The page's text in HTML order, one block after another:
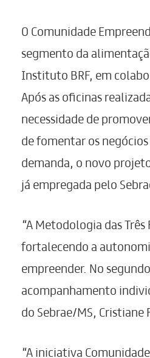
O Comunidade
segmento da
Instituto BRF, em
Após as oficinas
necessidade de
de fomentar os
demanda, o novo
já empregada pelo
“A Metodologia das
fortalecendo a
empreender. No
acompanhamento
do Sebrae/MS, Cristiane
“A iniciativa